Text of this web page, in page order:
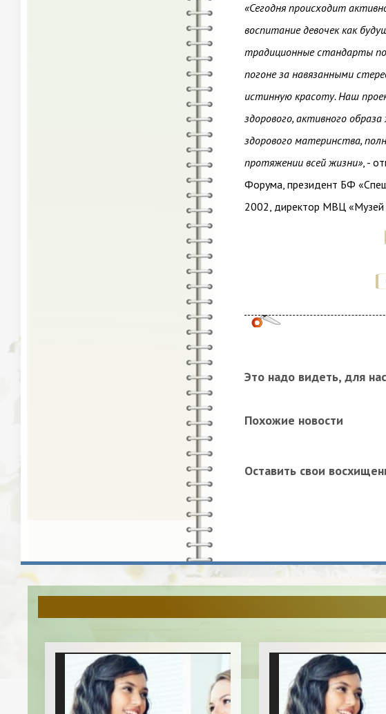
«Сегодня происходит
воспитание девочек как
традиционные стандарты
погоне за навязанными
истинную красоту. Наш
здорового, активного
здорового материнства,
протяжении всей жизни», -
Форума, президент БФ
2002, директор МВЦ
Это надо видеть, для
Похожие новости
Оставить свои